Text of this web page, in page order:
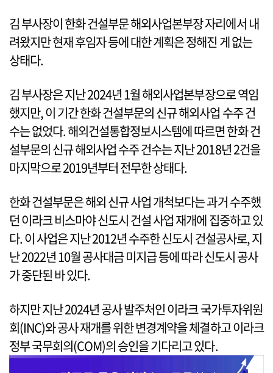
김 부사장이 한화 건설부문 해외사업본부장 자리에서 내
려왔지만 현재 후임자 등에 대한 계획은 정해진 게 없는
상태다.
김 부사장은 지난 2024년 1월 해외사업본부장으로 역임
했지만, 이 기간 한화 건설부문의 신규 해외사업 수주 건
수는 없었다. 해외건설통합정보시스템에 따르면 한화 건
설부문의 신규 해외사업 수주 건수는 지난 2018년 2건을
마지막으로 2019년부터 전무한 상태다.
한화 건설부문은 해외 신규 사업 개척보다는 과거 수주했
던 이라크 비스마야 신도시 건설 사업 재개에 집중하고 있
다. 이 사업은 지난 2012년 수주한 신도시 건설공사로, 지
난 2022년 10월 공사대금 미지급 등에 따라 신도시 공사
가 중단된 바 있다.
하지만 지난 2024년 공사 발주처인 이라크 국가투자위원
회(INC)와 공사 재개를 위한 변경계약을 체결하고 이라크
정부 국무회의(COM)의 승인을 기다리고 있다.